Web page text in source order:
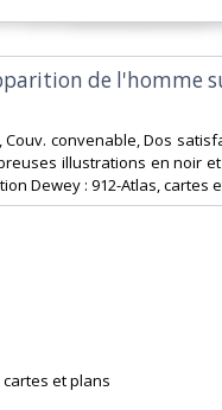
de l'homme
Couv. convenable, Dos
illustrations en noir
Dewey : 912-Atlas, cartes
cartes et plans‎